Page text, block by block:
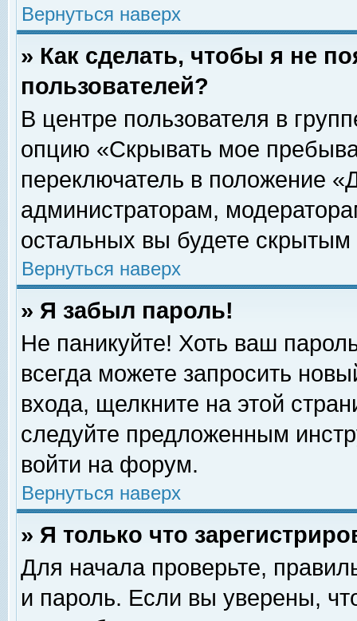
Вернуться наверх
» Как сделать, чтобы я не
пользователей?
В центре пользователя в
опцию «Скрывать мое
переключатель в положение
администраторам,
остальных вы будете скрытым
Вернуться наверх
» Я забыл пароль!
Не паникуйте! Хоть ваш
всегда можете запросить
входа, щелкните на этой
следуйте предложенным
войти на форум.
Вернуться наверх
» Я только что
Для начала проверьте,
и пароль. Если вы уверены,